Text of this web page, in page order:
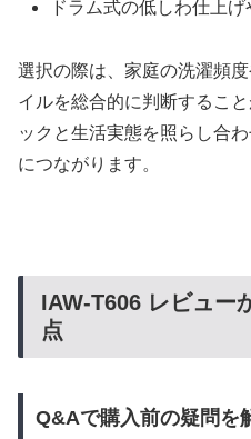
ドラム式の低しわ仕上
選択の際は、家庭の洗濯頻
イルを総合的に判断するこ
ックと生活実態を照らし合
につながります。
IAW-T606 レビュー
点
Q&Aで購入前の疑問を